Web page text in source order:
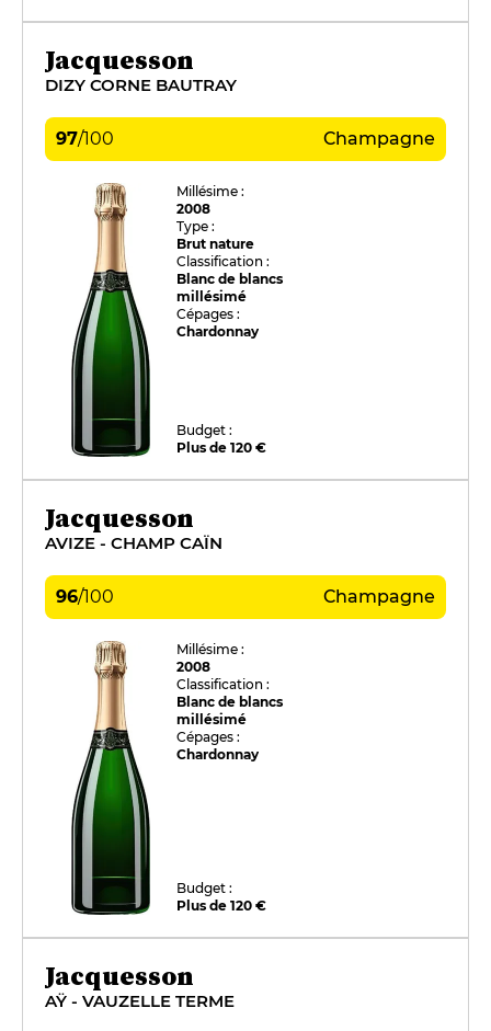
Jacquesson
DIZY CORNE BAUTRAY
97/100 Champagne
Millésime :
2008
Type :
Brut nature
Classification :
Blanc de blancs
millésimé
Cépages :
Chardonnay
Budget :
Plus de 120 €
Jacquesson
AVIZE - CHAMP CAÏN
96/100 Champagne
Millésime :
2008
Classification :
Blanc de blancs
millésimé
Cépages :
Chardonnay
Budget :
Plus de 120 €
Jacquesson
AŸ - VAUZELLE TERME